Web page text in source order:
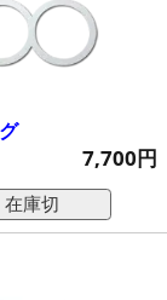
7,700円
在庫切